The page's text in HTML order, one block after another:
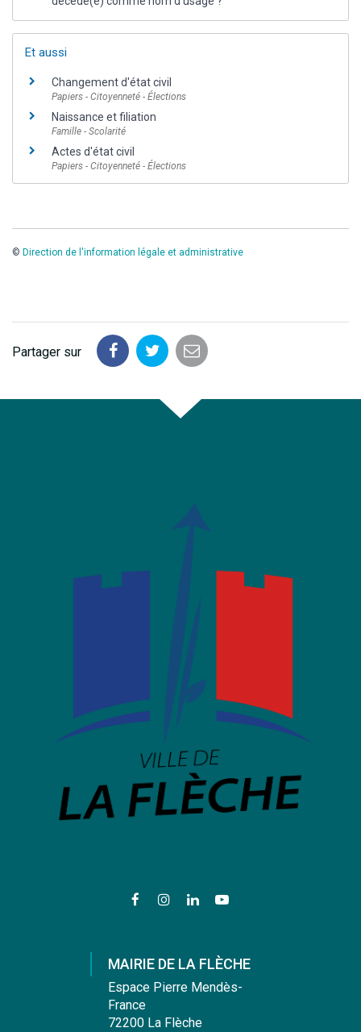
Et aussi
Changement d'état civil
Papiers - Citoyenneté - Élections
Naissance et filiation
Famille - Scolarité
Actes d'état civil
Papiers - Citoyenneté - Élections
© Direction de l'information légale et administrative
Partager sur
Partager
Facebook
Partager
Twitter
Partager
email
Lien
compte
Lien
compte
Lien
compte
chaîne
MAIRIE DE LA FLÈCHE
Espace Pierre Mendès-
France
72200 La Flèche